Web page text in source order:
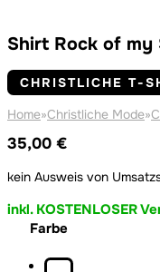
Shirt Rock of my
CHRISTLICHE T-
Home»Christliche Mode»
35,00 €
kein Ausweis von
inkl. KOSTENLOSER
Farbe